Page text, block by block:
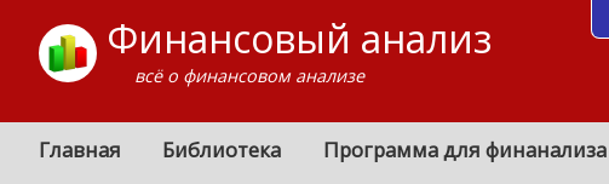
Финансовый анализ
всё о финансовом анализе
Главная Библиотека Программа для финанализа